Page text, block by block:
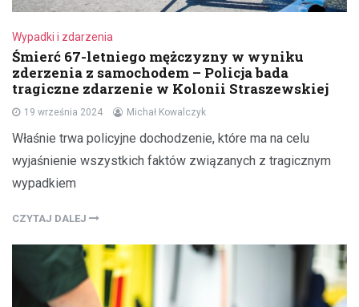
Wypadki i zdarzenia
Śmierć 67-letniego mężczyzny w wyniku
zderzenia z samochodem – Policja bada
tragiczne zdarzenie w Kolonii Straszewskiej
19 września 2024 Michał Kowalczyk
Właśnie trwa policyjne dochodzenie, które ma na celu
wyjaśnienie wszystkich faktów związanych z tragicznym
wypadkiem
CZYTAJ DALEJ